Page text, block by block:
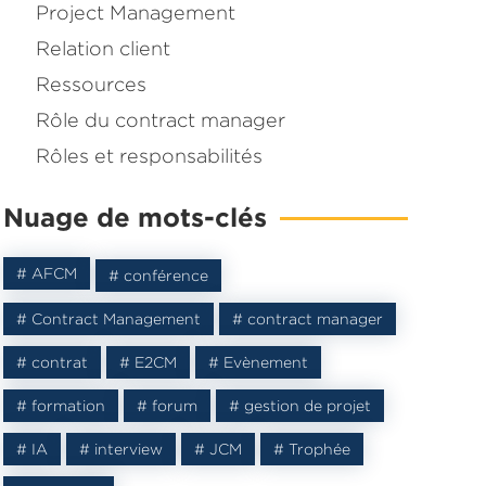
Project Management
Relation client
Ressources
Rôle du contract manager
Rôles et responsabilités
Nuage de mots-clés
# AFCM # conférence
# Contract Management # contract manager
# contrat # E2CM # Evènement
# formation # forum # gestion de projet
# IA # interview # JCM # Trophée
une